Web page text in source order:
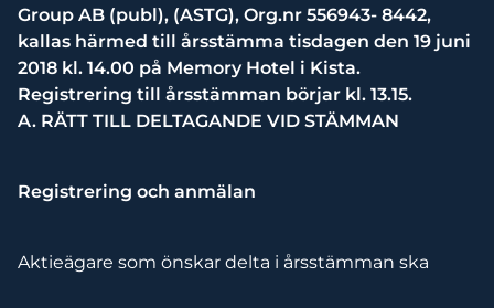
Group AB (publ), (ASTG), Org.nr 556943- 8442,
kallas härmed till årsstämma tisdagen den 19 juni
2018 kl. 14.00 på Memory Hotel i Kista.
Registrering till årsstämman börjar kl. 13.15.
A. RÄTT TILL DELTAGANDE VID STÄMMAN
Registrering och anmälan
Aktieägare som önskar delta i årsstämman ska